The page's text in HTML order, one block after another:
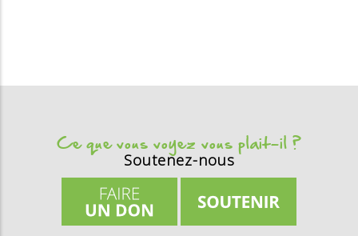
Ce que vous voyez vous plait-il ?
Soutenez-nous